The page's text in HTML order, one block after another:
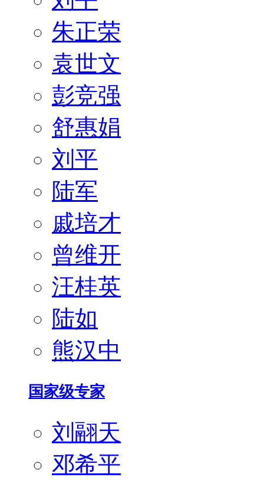
朱正荣
袁世文
彭竞强
舒惠娟
刘平
陆军
戚培才
曾维开
汪桂英
陆如
熊汉中
国家级专家
刘翮天
邓希平